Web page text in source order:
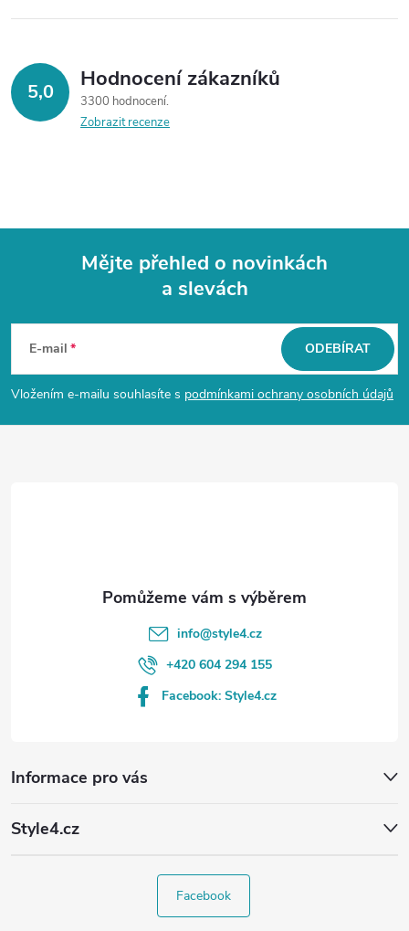
5,0 Hodnocení zákazníků
3300 hodnocení
Zobrazit recenze
p
Mějte přehled o novinkách
a slevách
E-mail
Vložením e-mailu souhlasíte s podmínkami ochrany osobních údajů
ODEBÍRAT
Informace pro vás
Style4.cz
info@style4.cz
+420 604 294 155
Facebook: Style4.cz
Facebook